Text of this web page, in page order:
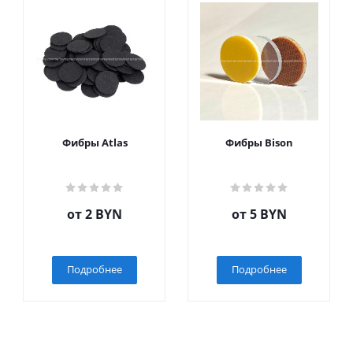
Фибры Atlas
от2 BYN
Подробнее
Фибры Bison
от5 BYN
Подробнее